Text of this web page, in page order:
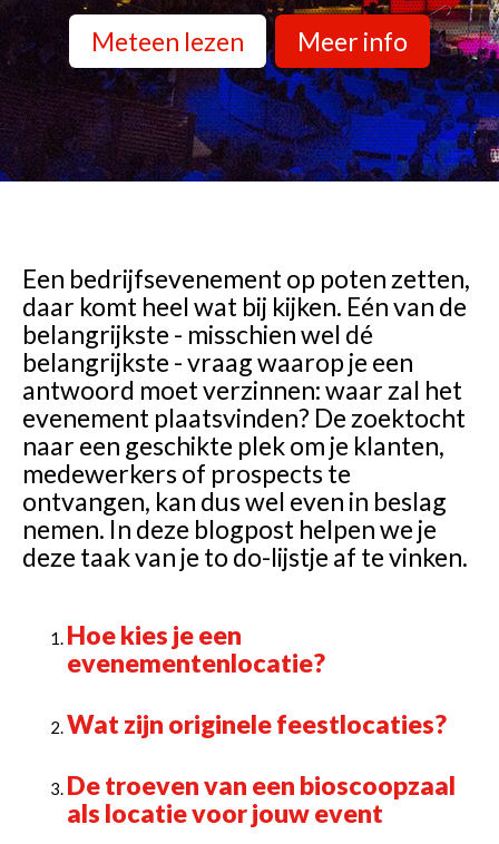
Meteen lezen
Meer info
Een bedrijfsevenement op poten zetten,
daar komt heel wat bij kijken. Eén van de
belangrijkste - misschien wel dé
belangrijkste - vraag waarop je een
antwoord moet verzinnen: waar zal het
evenement plaatsvinden? De zoektocht
naar een geschikte plek om je klanten,
medewerkers of prospects te
ontvangen, kan dus wel even in beslag
nemen. In deze blogpost helpen we je
deze taak van je to do-lijstje af te vinken.
Hoe kies je een
evenementenlocatie?
Wat zijn originele feestlocaties?
De troeven van een bioscoopzaal
als locatie voor jouw event